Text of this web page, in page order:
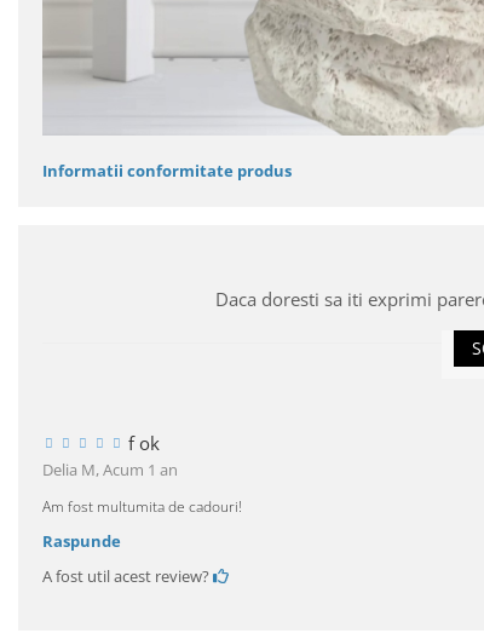
Informatii conformitate produs
Daca doresti sa iti exprimi
f ok
Delia M,Acum 1 an
Am fost multumita de cadouri!
Raspunde
A fost util acest review?